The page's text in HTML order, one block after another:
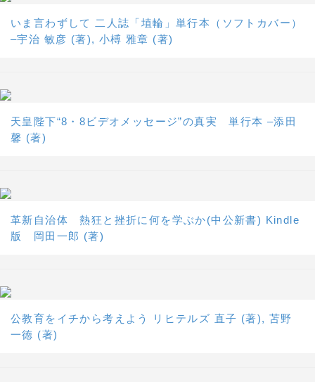
いま言わずして 二人誌「埴輪」単行本（ソフトカバー）
–宇治 敏彦 (著), 小榑 雅章 (著)
天皇陛下“8・8ビデオメッセージ”の真実 単行本 –添田
馨 (著)
革新自治体 熱狂と挫折に何を学ぶか(中公新書) Kindle
版 岡田一郎 (著)
公教育をイチから考えよう リヒテルズ 直子 (著), 苫野
一徳 (著)